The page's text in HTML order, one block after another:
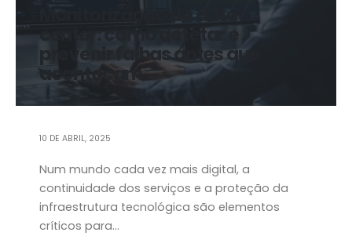
Monitorização do data
center: como detetar e
prevenir falhas antes que
aconteçam
10 DE ABRIL, 2025
Num mundo cada vez mais digital, a
continuidade dos serviços e a proteção da
infraestrutura tecnológica são elementos
críticos para...